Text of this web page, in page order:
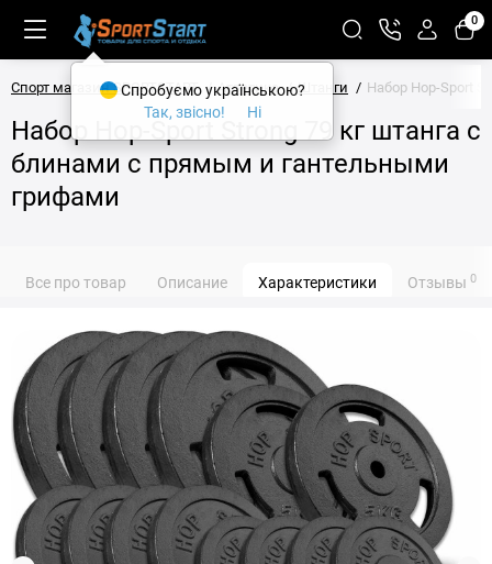
0
Спорт магазин SPORTSTART Атлетика Штанги Набор Hop-Sport
Набор Hop-Sport Strong 79 кг штанга с
блинами с прямым и гантельными
грифами
Все про товар Описание Характеристики Отзывы 0
Спробуємо українською?
Так, звісно!
Ні